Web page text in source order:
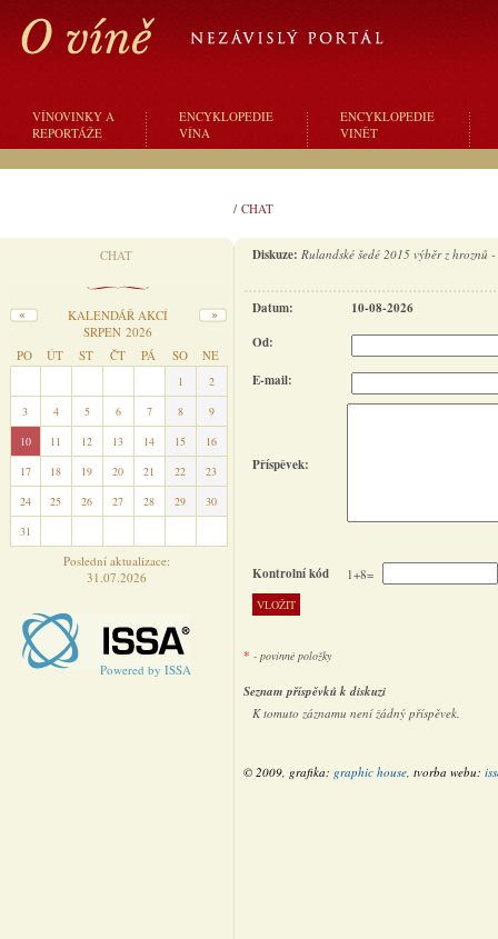
VÍNOVINKY A
REPORTÁŽE
ENCYKLOPEDIE
VÍNA
ENCYKLOPEDIE
VINĚT
/ CHAT
CHAT
KALENDÁŘ AKCÍ
SRPEN 2026
PO
ÚT ST ČT PÁ SO NE
1
2
3
4 5 6 7 8
9
10
11 12 13 14 15
16
17
18 19 20 21 22
23
24
25 26 27 28 29
30
31
Poslední aktualizace:
31.07.2026
Powered by ISSA
Diskuze: Rulandské šedé 2015 výběr z hroznů
Datum:
10-08-2026
Od:
E-mail:
Příspěvek:
Kontrolní kód 1+8=
* - povinné položky
Seznam příspěvků k diskuzi
K tomuto záznamu není žádný příspěvek.
© 2009, grafika: graphic house, tvorba webu: